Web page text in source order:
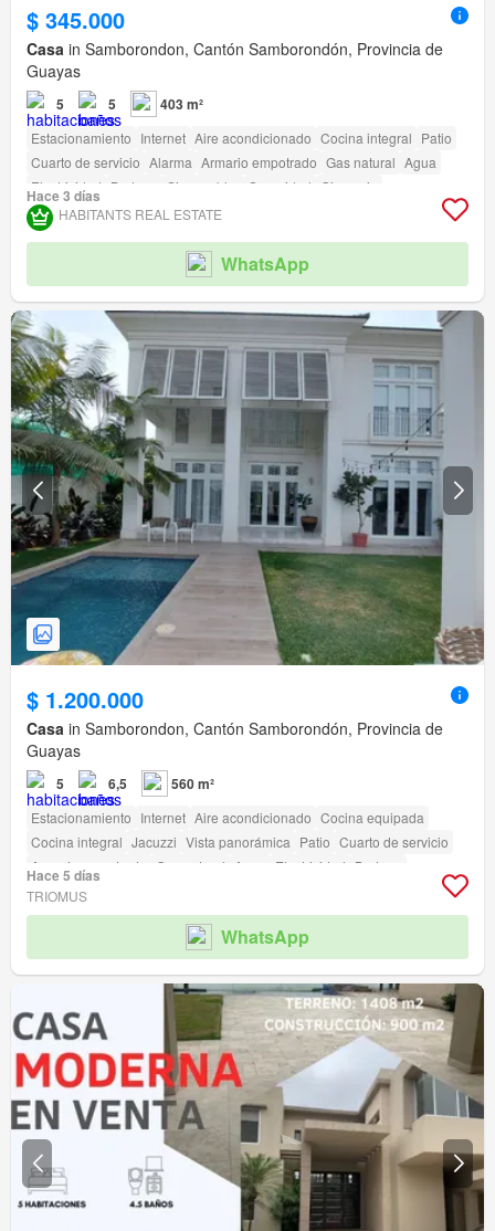
$ 345.000
Casa in Samborondon, Cantón Samborondón, Provincia de
Guayas
5 5 403 m²
Estacionamiento Internet Aire acondicionado Cocina integral Patio
Cuarto de servicio Alarma Armario empotrado Gas natural Agua
Electricidad Bodega Sin amoblar Seguridad
Gimnasio
Área para niños Jardín Conserje
Acceso para personas con discapacidad
Hace 3 días
HABITANTS REAL ESTATE
WhatsApp
$ 1.200.000
Casa in Samborondon, Cantón Samborondón, Provincia de
Guayas
5 6,5 560 m²
Estacionamiento Internet Aire acondicionado Cocina equipada
Cocina integral Jacuzzi Vista panorámica Patio Cuarto de servicio
Armario empotrado
Gas natural Agua Electricidad Bodega
Completamente amoblado
Parrilla Garita de guardianía
Hace 5 días
TRIOMUS
WhatsApp